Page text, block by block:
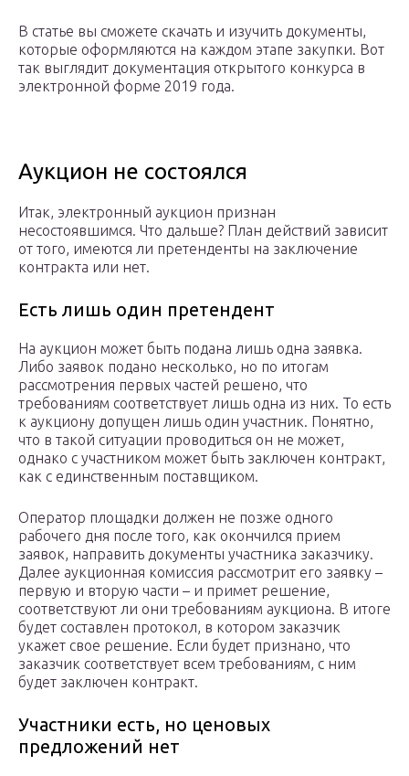
В статье вы сможете скачать и изучить документы,
которые оформляются на каждом этапе закупки. Вот
так выглядит документация открытого конкурса в
электронной форме 2019 года.
Аукцион не состоялся
Итак, электронный аукцион признан
несостоявшимся. Что дальше? План действий зависит
от того, имеются ли претенденты на заключение
контракта или нет.
Есть лишь один претендент
На аукцион может быть подана лишь одна заявка.
Либо заявок подано несколько, но по итогам
рассмотрения первых частей решено, что
требованиям соответствует лишь одна из них. То есть
к аукциону допущен лишь один участник. Понятно,
что в такой ситуации проводиться он не может,
однако с участником может быть заключен контракт,
как с единственным поставщиком.
Оператор площадки должен не позже одного
рабочего дня после того, как окончился прием
заявок, направить документы участника заказчику.
Далее аукционная комиссия рассмотрит его заявку –
первую и вторую части – и примет решение,
соответствуют ли они требованиям аукциона. В итоге
будет составлен протокол, в котором заказчик
укажет свое решение. Если будет признано, что
заказчик соответствует всем требованиям, с ним
будет заключен контракт.
Участники есть, но ценовых
предложений нет